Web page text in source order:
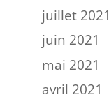
juillet 2021
juin 2021
mai 2021
avril 2021